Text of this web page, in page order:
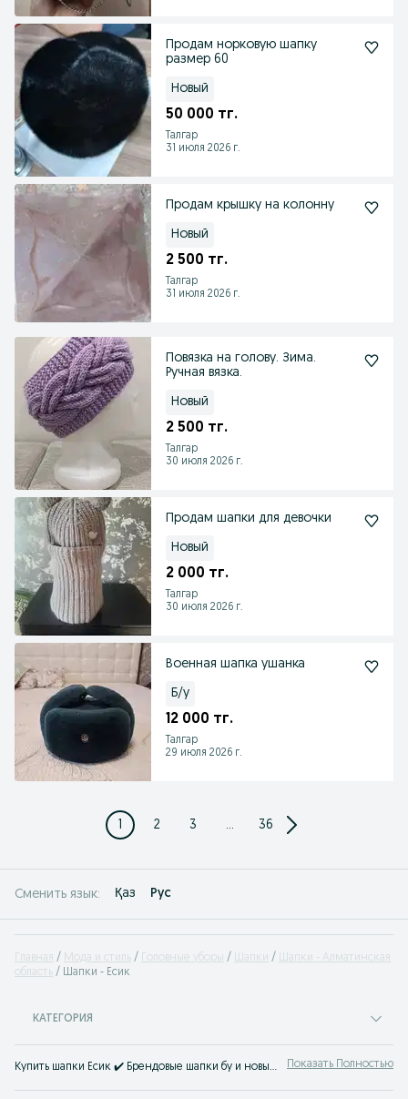
Продам норковую шапку
размер 60
Новый
50 000 тг.
Талгар
31 июля 2026 г.
Продам крышку на колонну
Новый
2 500 тг.
Талгар
31 июля 2026 г.
Повязка на голову. Зима.
Ручная вязка.
Новый
2 500 тг.
Талгар
30 июля 2026 г.
Продам шапки для девочки
Новый
2 000 тг.
Талгар
30 июля 2026 г.
Военная шапка ушанка
Б/у
12 000 тг.
Талгар
29 июля 2026 г.
1 2 3 ... 36
Сменить язык: Қаз Рус
Главная Мода и стиль Головные уборы Шапки
Шапки - Алматинская
область
Шапки - Есик
КАТЕГОРИЯ
Купить шапки Есик ✔️ Брендовые шапки бу и новые по доступной цене ⭐ Заказать головные уборы шапки любых размеров на OLX.kz! Показать Полностью